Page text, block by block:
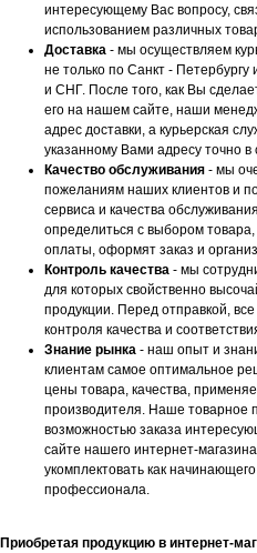
интересующему Вас вопросу,
использованием различных
Доставка - мы осуществляем
не только по Санкт -
и СНГ. После того, как Вы
его на нашем сайте, наши
адрес доставки, а курьерская
указанному Вами адресу точно в
Качество обслуживания - мы
пожеланиям наших клиентов и
сервиса и качества
определиться с выбором
оплаты, оформят заказ и
Контроль качества - мы
для которых свойственно
продукции. Перед отправкой,
контроля качества и
Знание рынка - наш опыт и
клиентам самое оптимальное
цены товара, качества,
производителя. Наше товарное
возможностью заказа
сайте нашего интернет-
укомплектовать как
профессионала.
Приобретая продукцию в интернет-